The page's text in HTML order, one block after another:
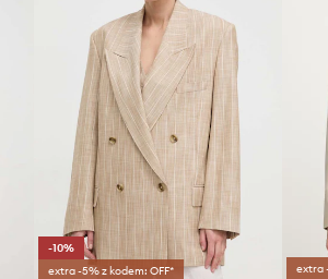
-10%
extra -5% z kodem: OFF*
extra